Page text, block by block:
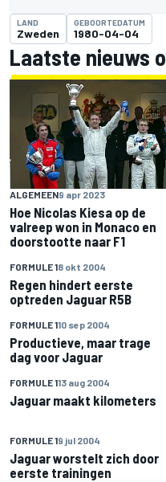
LAND
Zweden
GEBOORTEDATUM
1980-04-04
Laatste nieuws
ALGEMEEN9 apr 2023
Hoe Nicolas Kiesa op de
valreep won in Monaco en
doorstootte naar F1
FORMULE 18 okt 2004
Regen hindert eerste
optreden Jaguar R5B
FORMULE 110 sep 2004
Productieve, maar trage
dag voor Jaguar
FORMULE 113 aug 2004
Jaguar maakt kilometers
FORMULE 19 jul 2004
Jaguar worstelt zich door
eerste trainingen